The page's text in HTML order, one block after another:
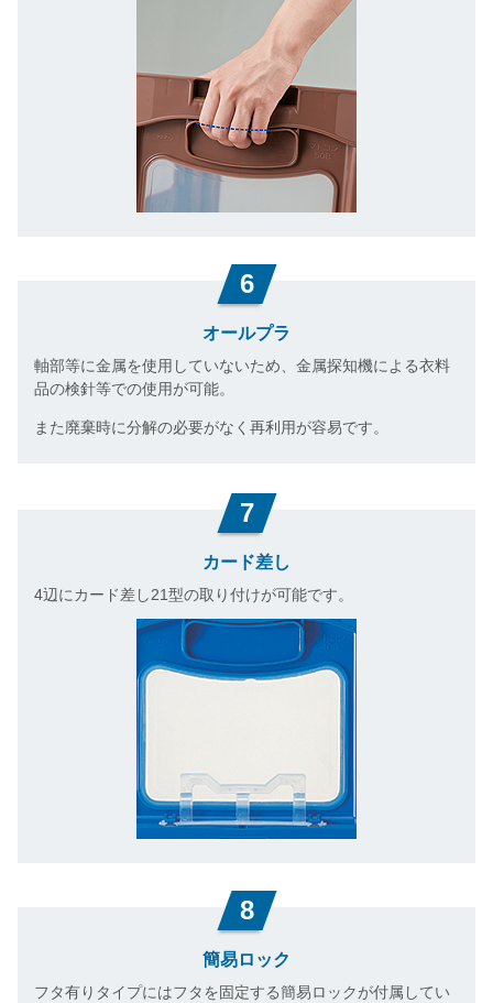
6
オールプラ
軸部等に金属を使用していないため、金属探知機による衣料
品の検針等での使用が可能。
また廃棄時に分解の必要がなく再利用が容易です。
7
カード差し
4辺にカード差し21型の取り付けが可能です。
8
簡易ロック
フタ有りタイプにはフタを固定する簡易ロックが付属してい